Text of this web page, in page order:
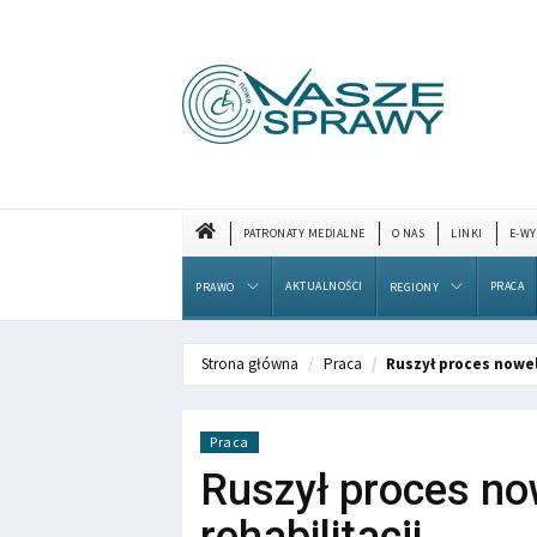
PATRONATY MEDIALNE O NAS LINKI E-
PRAWO AKTUALNOŚCI REGIONY PRACA
Strona główna Praca Ruszył proces
Praca
Ruszył proces